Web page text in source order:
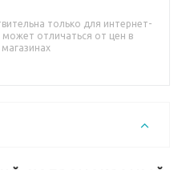
только для интернет-
может отличаться от цен в